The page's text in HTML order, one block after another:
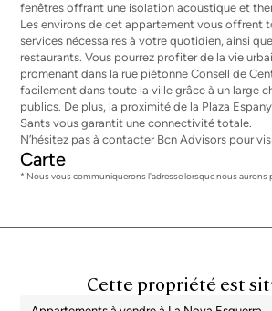
fenêtres offrant une isolation acoustique et
Les environs de cet appartement vous offrent
services nécessaires à votre quotidien, ainsi
restaurants. Vous pourrez profiter de la vie
promenant dans la rue piétonne Consell de
facilement dans toute la ville grâce à un large
publics. De plus, la proximité de la Plaza
Sants vous garantit une connectivité totale.
N’hésitez pas à contacter Bcn Advisors pour
Carte
* Nous vous communiquerons l'adresse lorsque nous aurons
Cette propriété est